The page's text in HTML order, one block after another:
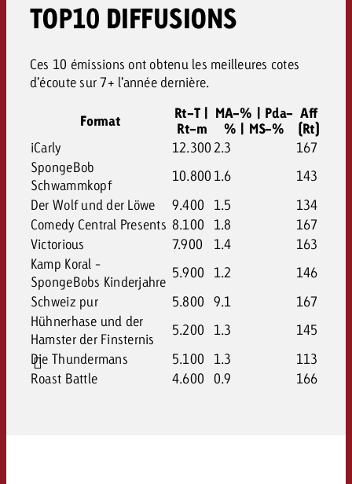
TOP10 DIFFUSIONS
Ces 10 émissions ont obtenu les meilleures cotes
d’écoute sur 7+ l’année dernière.
Format
Rt-T |
Rt-m
MA-% | Pda-
% | MS-%
Aff
(Rt)
iCarly 12.300 2.3
167
SpongeBob
Schwammkopf
10.800 1.6
143
Der Wolf und der Löwe
9.400 1.5
134
Comedy Central Presents 8.100 1.8
167
Victorious
7.900 1.4
163
Kamp Koral -
SpongeBobs Kinderjahre
5.900 1.2
146
Schweiz pur
5.800 9.1
167
Hühnerhase und der
Hamster der Finsternis
5.200 1.3
145
Die Thundermans
5.100 1.3
113
Roast Battle
4.600 0.9 166